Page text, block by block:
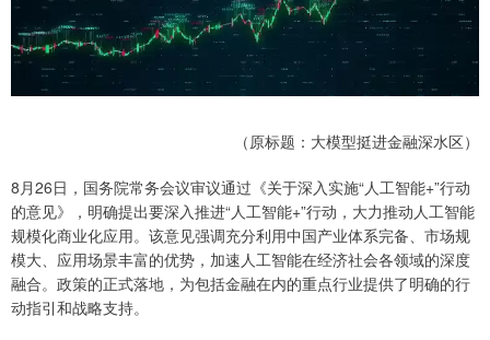
（原标题：大模型挺进金融深水区）
8月26日，国务院常务会议审议通过《关于深入实施“人工智能+”行动
的意见》，明确提出要深入推进“人工智能+”行动，大力推动人工智能
规模化商业化应用。该意见强调充分利用中国产业体系完备、市场规
模大、应用场景丰富的优势，加速人工智能在经济社会各领域的深度
融合。政策的正式落地，为包括金融在内的重点行业提供了明确的行
动指引和战略支持。